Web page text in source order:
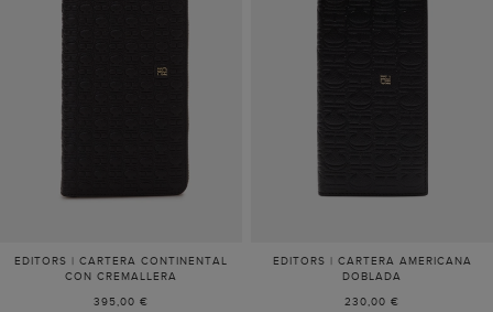
EDITORS | CARTERA CONTINENTAL
CON CREMALLERA
395,00 €
EDITORS | CARTERA AMERICANA
DOBLADA
230,00 €